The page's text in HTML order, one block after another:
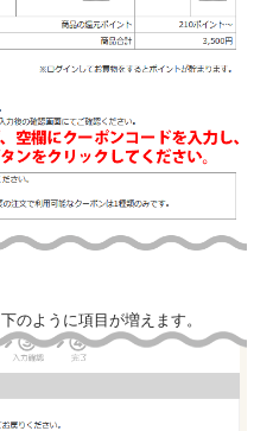
下のように項目が増えます。